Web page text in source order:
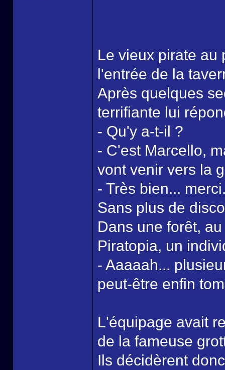
Le vieux pirate au
l'entrée de la
Après quelques
terrifiante lui
- Qu'y a-t-il ?
- C'est Marcello,
vont venir vers la
- Très bien...
Sans plus de
Dans une forêt,
Piratopia, un
- Aaaaah...
peut-être enfin
L'équipage avait
de la fameuse
Ils décidèrent